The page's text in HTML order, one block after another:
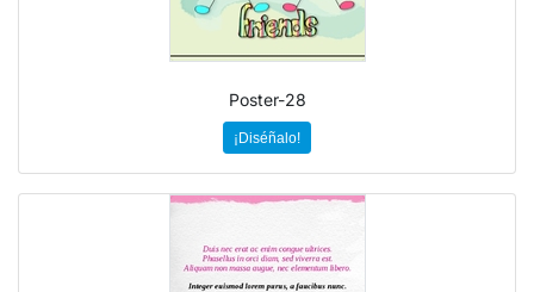
Poster-28
¡Diséñalo!